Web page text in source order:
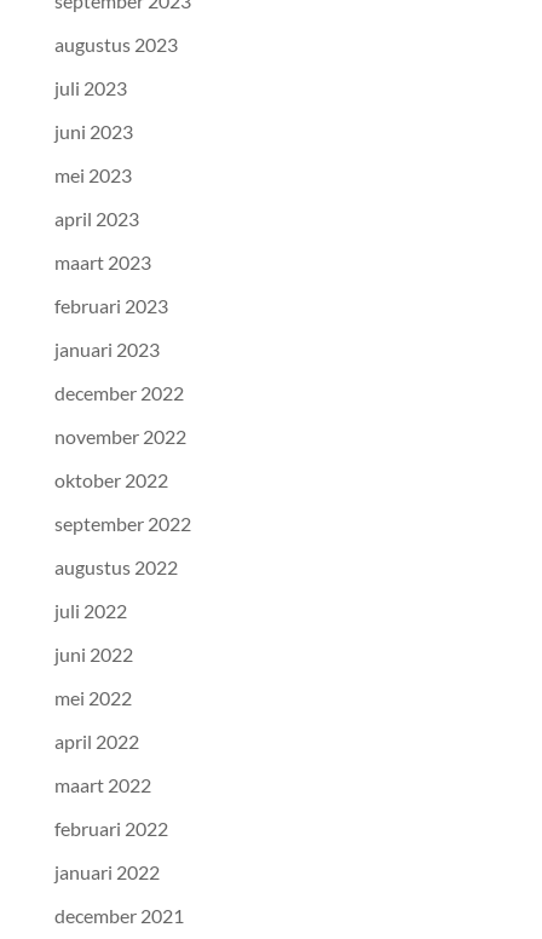
augustus 2023
juli 2023
juni 2023
mei 2023
april 2023
maart 2023
februari 2023
januari 2023
december 2022
november 2022
oktober 2022
september 2022
augustus 2022
juli 2022
juni 2022
mei 2022
april 2022
maart 2022
februari 2022
januari 2022
december 2021